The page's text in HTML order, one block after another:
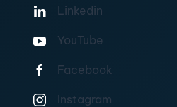
Linkedin
YouTube
Facebook
Instagram